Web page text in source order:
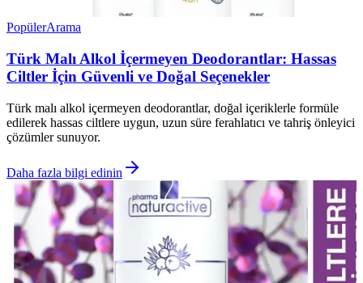
PopülerArama
Türk Malı Alkol İçermeyen Deodorantlar: Hassas
Ciltler İçin Güvenli ve Doğal Seçenekler
Türk malı alkol içermeyen deodorantlar, doğal içeriklerle formüle
edilerek hassas ciltlere uygun, uzun süre ferahlatıcı ve tahriş önleyici
çözümler sunuyor.
Daha fazla bilgi edinin